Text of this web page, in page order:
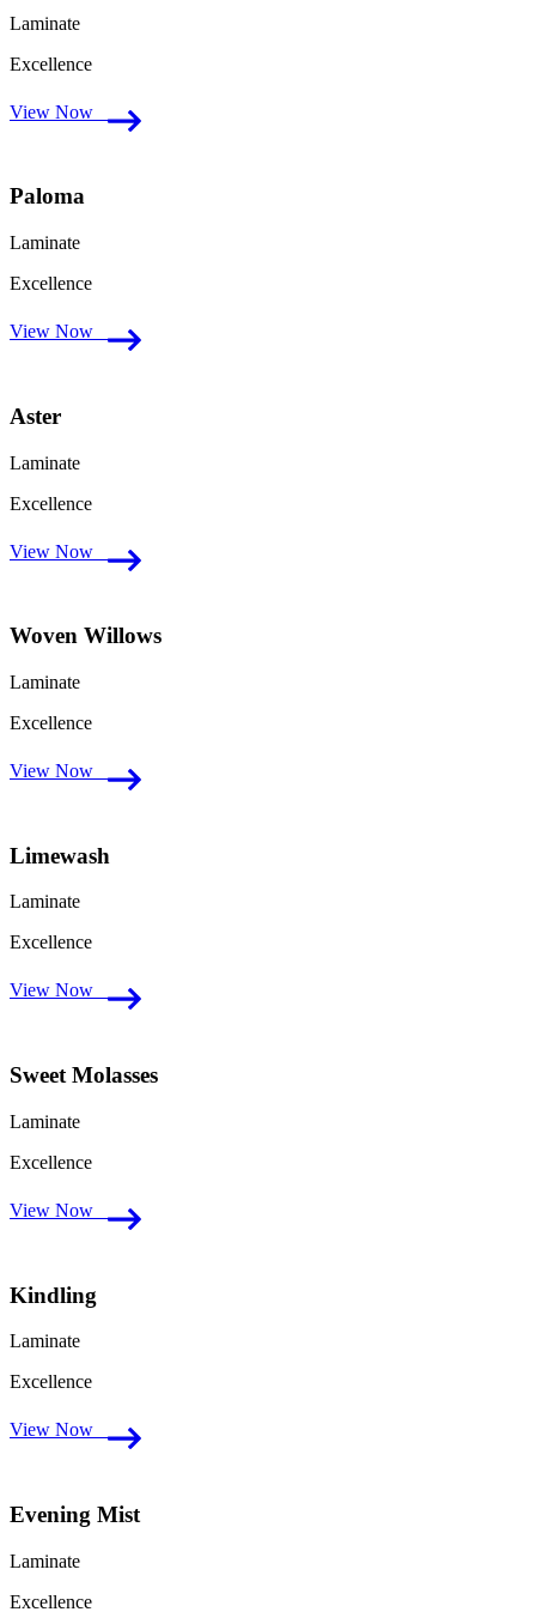
Laminate
Excellence
View Now
Paloma
Laminate
Excellence
View Now
Aster
Laminate
Excellence
View Now
Woven Willows
Laminate
Excellence
View Now
Limewash
Laminate
Excellence
View Now
Sweet Molasses
Laminate
Excellence
View Now
Kindling
Laminate
Excellence
View Now
Evening Mist
Laminate
Excellence